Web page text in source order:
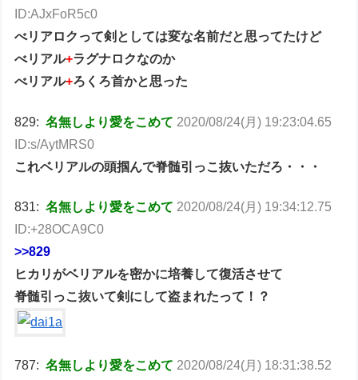
ID:AJxFoR5c0
べリアロクって剣としては変な名前だと思ってたけど
べリアル+ラグナロクなのか
べリアル+ろくろ首かと思った
829:名無しより愛をこめて 2020/08/24(月) 19:23:04.65
ID:s/AytMRS0
これベリアルの頭掴んで脊髄引っこ抜いただろ・・・
831:名無しより愛をこめて 2020/08/24(月) 19:34:12.75
ID:+28OCA9C0
>>829
ヒカリがベリアルを密かに培養して復活させて
脊髄引っこ抜いて剣にして盗まれたって！？
787:名無しより愛をこめて 2020/08/24(月) 18:31:38.52